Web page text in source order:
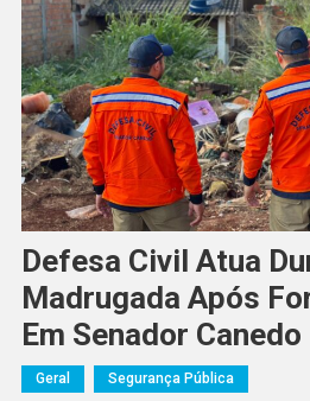
Defesa Civil Atua
Madrugada Após
Em Senador Canedo
Geral Segurança Pública